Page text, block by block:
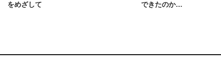
をめざして
できたのか…